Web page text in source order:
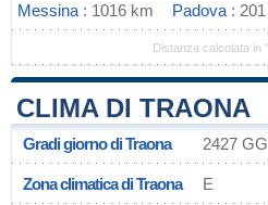
Messina : 1016 km Padova :
Distanza calcolata in
CLIMA DI TRAONA
Gradi giorno di Traona 2427 GG
Zona climatica di Traona E